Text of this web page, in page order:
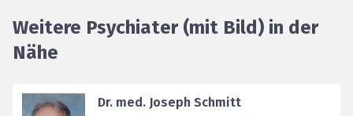
Weitere Psychiater (mit Bild) in der
Nähe
Dr. med. Joseph Schmitt